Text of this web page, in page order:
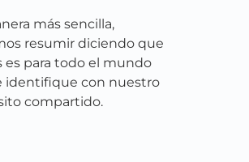
más sencilla,
resumir diciendo que
es para todo el mundo
identifique con nuestro
compartido.